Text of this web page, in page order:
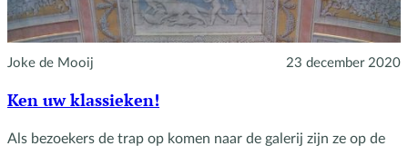
Joke de Mooij 23 december 2020
Ken uw klassieken!
Als bezoekers de trap op komen naar de galerij zijn ze op de